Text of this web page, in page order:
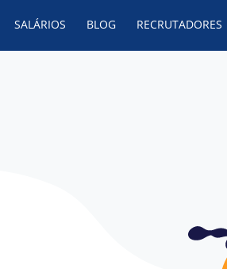
SALÁRIOS BLOG RECRUTADORES